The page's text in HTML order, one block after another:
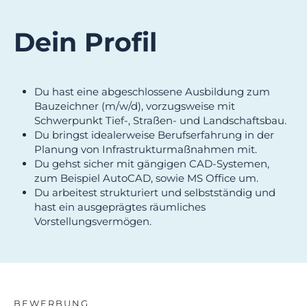
Dein Profil
Du hast eine abgeschlossene Ausbildung zum
Bauzeichner (m/w/d), vorzugsweise mit
Schwerpunkt Tief-, Straßen- und Landschaftsbau.
Du bringst idealerweise Berufserfahrung in der
Planung von Infrastrukturmaßnahmen mit.
Du gehst sicher mit gängigen CAD-Systemen,
zum Beispiel AutoCAD, sowie MS Office um.
Du arbeitest strukturiert und selbstständig und
hast ein ausgeprägtes räumliches
Vorstellungsvermögen.
BEWERBUNG